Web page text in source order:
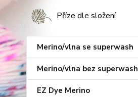
Příze dle složení
Merino/vlna se superwash
Merino/vlna bez superwash
EZ Dye Merino